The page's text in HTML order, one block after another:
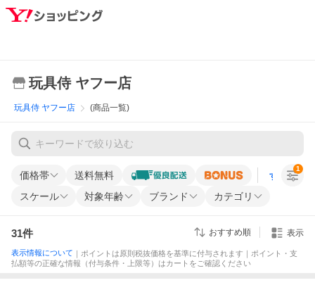
玩具侍 ヤフー店
玩具侍 ヤフー店 (商品一覧)
価格帯 送料無料 すべての条
スケール 対象年齢 ブランド カテゴリ
1
31件 おすすめ順 表示
表示情報について ｜ポイントは原則税抜価格を基準に付与されます｜ポイント・支
払額等の正確な情報（付与条件・上限等）はカートをご確認ください